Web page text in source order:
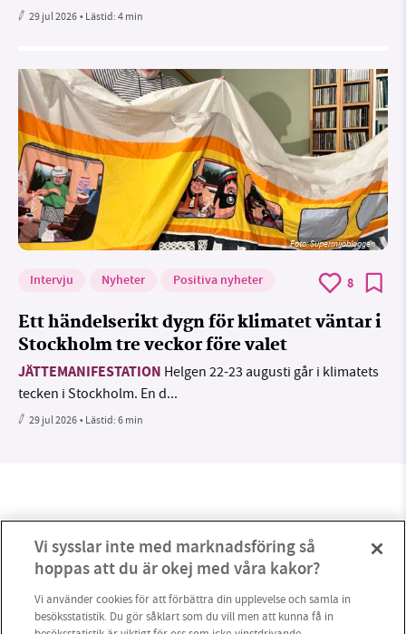
29 jul 2026• Lästid:4 min
Foto: Supermijöbloggen
Intervju Nyheter Positiva nyheter 8
Ett händelserikt dygn för klimatet väntar i
Stockholm tre veckor före valet
JÄTTEMANIFESTATION Helgen 22-23 augusti går i klimatets
tecken i Stockholm. En d...
29 jul 2026• Lästid:6 min
Vi sysslar inte med marknadsföring så
hoppas att du är okej med våra kakor?
Vi använder cookies för att förbättra din upplevelse och samla in
besöksstatistik. Du gör såklart som du vill men att kunna få in